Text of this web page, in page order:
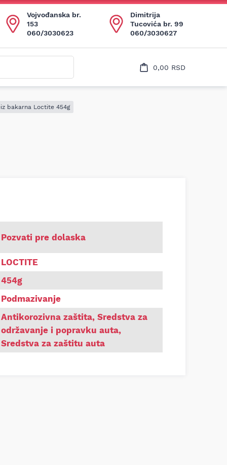
Vojvođanska br.
153
060/3030623
Dimitrija
Tucovića br. 99
060/3030627
0,00 RSD
bakarna Loctite 454g
C5-A Anti-Seiz bakarna Loctite 454g
Pozvati pre dolaska
LOCTITE
454g
Podmazivanje
Antikorozivna zaštita, Sredstva za
održavanje i popravku auta,
Sredstva za zaštitu auta